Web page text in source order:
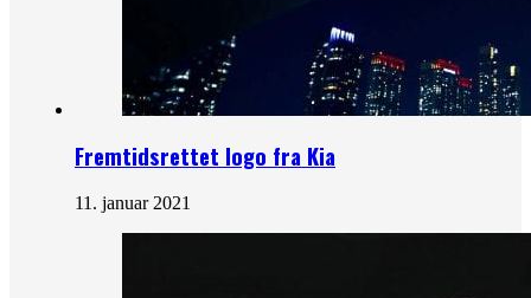
Fremtidsrettet logo fra Kia
11. januar 2021